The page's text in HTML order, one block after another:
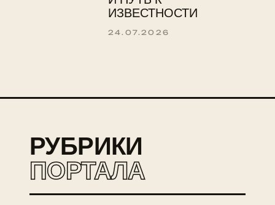
ИЗВЕСТНОСТИ
24.07.2026
РУБРИКИ
ПОРТАЛА